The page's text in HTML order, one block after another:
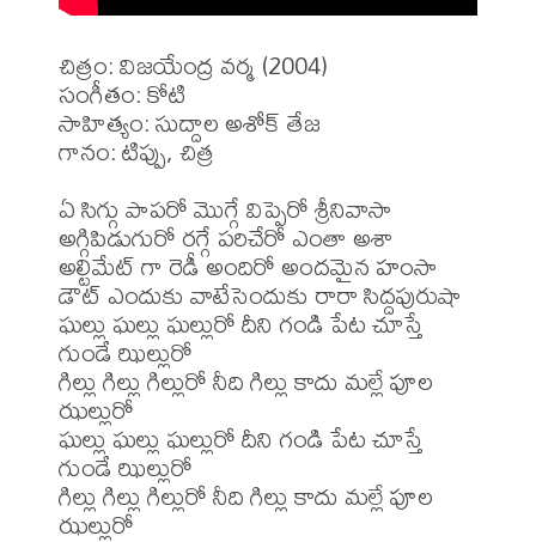
చిత్రం: విజయేంద్ర వర్మ (2004)
సంగీతం: కోటి
సాహిత్యం: సుద్దాల అశోక్ తేజ
గానం: టిప్పు, చిత్ర
ఏ సిగ్గు పాపరో మొగ్గే విప్పెరో శ్రీనివాసా
అగ్గిపిడుగురో రగ్గే పరిచేరో ఎంతా అశా
అల్టిమేట్ గా రెడీ అందిరో అందమైన హంసా
డౌట్ ఎందుకు వాటేసెందుకు రారా సిద్దపురుషా
ఘల్లు ఘల్లు ఘల్లురో దీని గండి పేట చూస్తే
గుండే ఝిల్లురో
గిల్లు గిల్లు గిల్లురో నీది గిల్లు కాదు మల్లే పూల
ఝల్లురో
ఘల్లు ఘల్లు ఘల్లురో దీని గండి పేట చూస్తే
గుండే ఝిల్లురో
గిల్లు గిల్లు గిల్లురో నీది గిల్లు కాదు మల్లే పూల
ఝల్లురో